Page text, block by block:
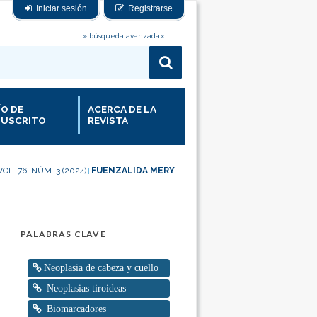
Iniciar sesión Registrarse
» búsqueda avanzada«
DE
ACERCA DE LA
REVISTA
76, NÚM. 3 (2024) FUENZALIDA MERY
PALABRAS CLAVE
Neoplasia de cabeza y cuello
Neoplasias tiroideas
Biomarcadores